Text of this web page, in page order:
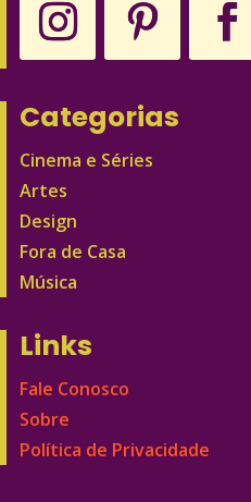
Categorias
Cinema e Séries
Artes
Design
Fora de Casa
Música
Links
Fale Conosco
Sobre
Política de Privacidade